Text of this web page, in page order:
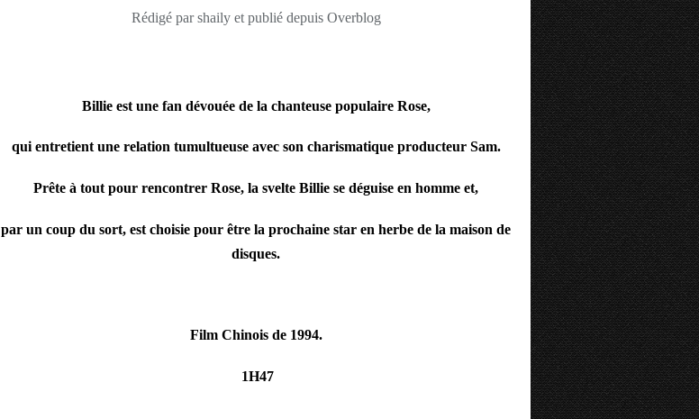
Rédigé par shaily et publié depuis Overblog
Billie est une fan dévouée de la chanteuse populaire Rose,
qui entretient une relation tumultueuse avec son charismatique producteur Sam.
Prête à tout pour rencontrer Rose, la svelte Billie se déguise en homme et,
par un coup du sort, est choisie pour être la prochaine star en herbe de la maison de
disques.
Film Chinois de 1994.
1H47